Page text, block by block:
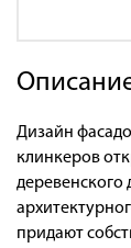
Дизайн
клинкеров
деревенского
придают